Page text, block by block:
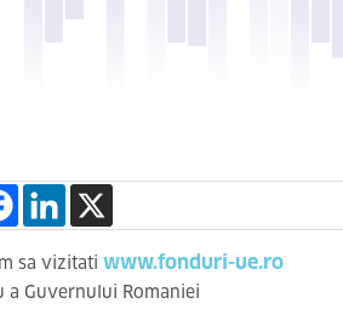
sa vizitati www.fonduri-ue.ro
Guvernului Romaniei